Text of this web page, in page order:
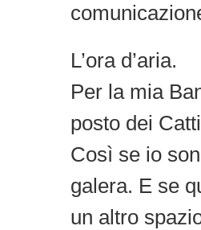
L’ora d’aria.
Per la mia
posto dei
Così se io
galera. E se
un altro